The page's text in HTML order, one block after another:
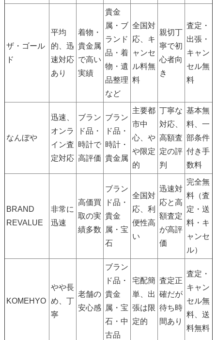
ザ・ゴール
ド
平均
的、迅
速対応
あり
着物・
貴金属
で高い
実績
貴金
属・ブ
ランド
品・着
物・遺
品整理
など
全国対
応、キ
ャンセ
ル料無
料
親切丁
寧で初
心者向
き
査定・
出張・
キャン
セル無
料
なんぼや
迅速、
オンラ
イン査
定対応
ブラン
ド品・
時計で
高評価
ブラン
ド品・
時計・
貴金属
主要都
市中
心、や
や限定
的
丁寧な
対応、
高額査
定の評
判
基本無
料、一
部条件
付き手
数料
BRAND
REVALUE
非常に
迅速
高価買
取の実
績多数
ブラン
ド品・
貴金
属・宝
石
全国対
応、利
便性高
い
迅速対
応と高
額査定
が高評
価
完全無
料（査
定・送
料・キ
ャンセ
ル）
KOMEHYO
やや長
め、丁
寧
老舗の
安心感
ブラン
ド品・
貴金
属・宝
石・中
古品
宅配簡
単、出
張は限
定的
査定正
確だが
待ち時
間あり
査定・
キャン
セル無
料、送
料無料